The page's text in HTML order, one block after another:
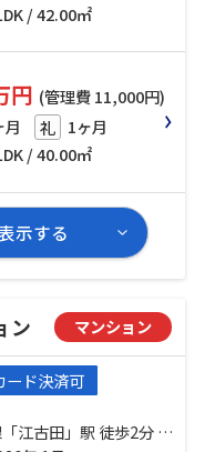
/ 42.00㎡
円 (管理費 11,000円)
月 礼 1ヶ月
/ 40.00㎡
示する
ン マンション
ード決済可
江古田」駅 徒歩2分 都